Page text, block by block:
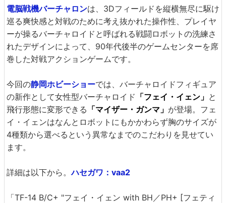
電脳戦機バーチャロンは、3Dフィールドを縦横無尽に駆け
巡る爽快感と対戦のために考え抜かれた操作性、プレイヤ
ーが操るバーチャロイドと呼ばれる戦闘ロボットの洗練さ
れたデザインによって、90年代後半のゲームセンターを席
巻した対戦アクションゲームです。
今回の静岡ホビーショーでは、バーチャロイドフィギュア
の新作として女性型バーチャロイド 「フェイ・イェン」 と
飛行形態に変形できる 「マイザー・ガンマ」 が登場。フェ
イ・イェンはなんとロボットにもかかわらず胸のサイズが
4種類から選べるという異常なまでのこだわりを見せてい
ます。
詳細は以下から。ハセガワ：vaa2
「TF-14 B/C+ "フェイ・イェン with BH／PH+ [フェティ